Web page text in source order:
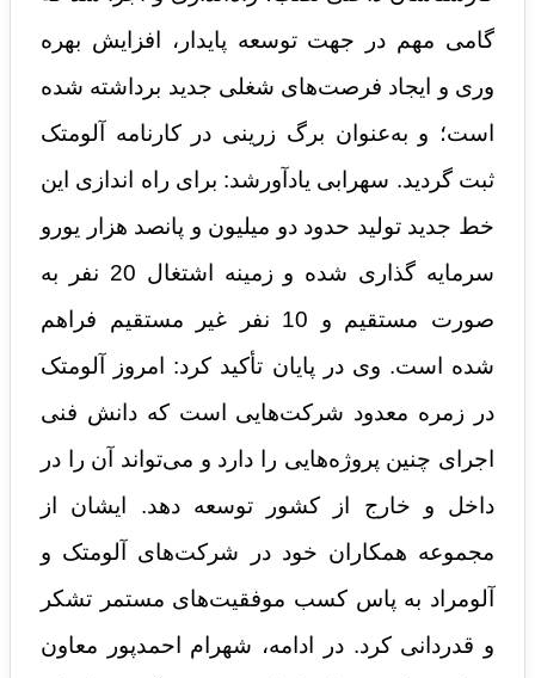
گامی مهم در جهت توسعه پایدار، افزایش بهره
وری و ایجاد فرصت‌های شغلی جدید برداشته شده
است؛ و به‌عنوان برگ زرینی در کارنامه آلومتک
ثبت گردید. سهرابی یادآورشد: برای راه اندازی این
خط جدید تولید حدود دو میلیون و پانصد هزار یورو
سرمایه گذاری شده و زمینه اشتغال 20 نفر به
صورت مستقیم و 10 نفر غیر مستقیم فراهم
شده است. وی در پایان تأکید کرد: امروز آلومتک
در زمره معدود شرکت‌هایی است که دانش فنی
اجرای چنین پروژه‌هایی را دارد و می‌تواند آن را در
داخل و خارج از کشور توسعه دهد. ایشان از
مجموعه همکاران خود در شرکت‌های آلومتک و
آلومراد به پاس کسب موفقیت‌های مستمر تشکر
و قدردانی کرد. در ادامه، شهرام احمدپور معاون